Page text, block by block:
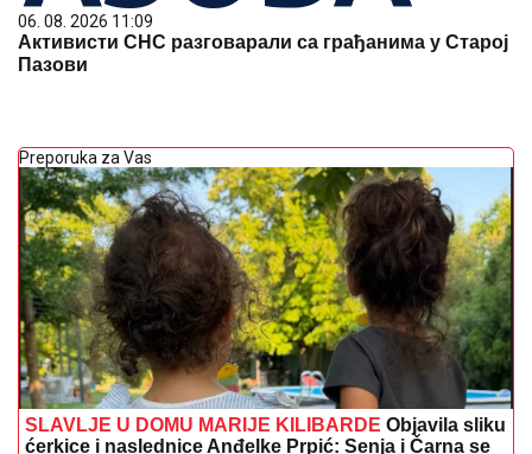
06. 08. 2026 11:09
Активисти СНС разговарали са грађанима у Старој
Пазови
Preporuka za Vas
SLAVLJE U DOMU MARIJE KILIBARDE Objavila sliku
ćerkice i naslednice Anđelke Prpić: Senja i Čarna se